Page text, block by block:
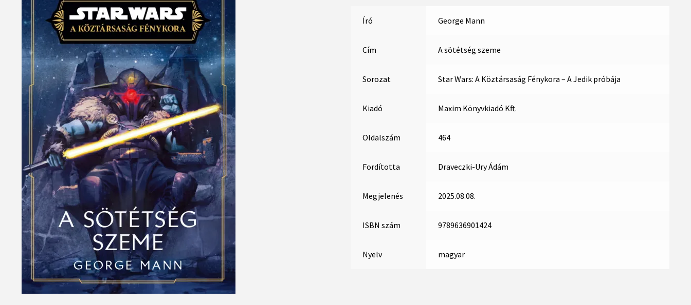
Író George Mann
Cím A sötétség szeme
Sorozat Star Wars: A Köztársaság Fénykora – A Jedik próbája
Kiadó Maxim Könyvkiadó Kft.
Oldalszám 464
Fordította Draveczki-Ury Ádám
Megjelenés 2025.08.08.
ISBN szám 9789636901424
Nyelv magyar